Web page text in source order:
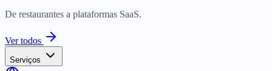
De restaurantes a plataformas SaaS.
Ver todos
Serviços